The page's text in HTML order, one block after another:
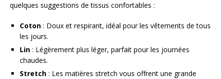
quelques suggestions de tissus confortables :
Coton : Doux et respirant, idéal pour les vêtements de tous
les jours.
Lin : Légèrement plus léger, parfait pour les journées
chaudes.
Stretch : Les matières stretch vous offrent une grande